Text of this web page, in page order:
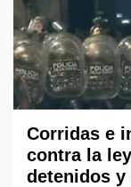
Corridas e
contra la
detenidos y